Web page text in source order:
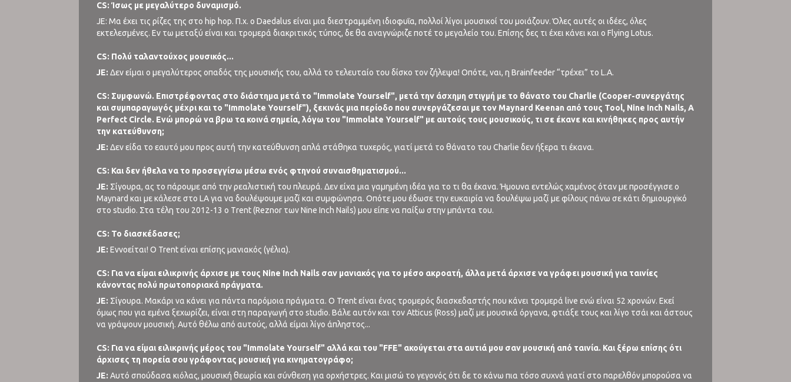
CS: Ίσως με μεγαλύτερο δυναμισμό.
JE: Μα έχει τις ρίζες της στο hip hop. Π.χ. ο Daedalus είναι μια διεστραμμένη ιδιοφυΐα, πολλοί λίγοι μουσικοί του μοιάζουν. Όλες αυτές οι ιδέες, όλες
εκτελεσμένες. Εν τω μεταξύ είναι και τρομερά διακριτικός τύπος, δε θα αναγνώριζε ποτέ το μεγαλείο του. Επίσης δες τι έχει κάνει και ο Flying Lotus.
CS: Πολύ ταλαντούχος μουσικός...
JE: Δεν είμαι ο μεγαλύτερος οπαδός της μουσικής του, αλλά το τελευταίο του δίσκο τον ζήλεψα! Οπότε, ναι, η Brainfeeder “τρέχει” το L.A.
CS: Συμφωνώ. Επιστρέφοντας στο διάστημα μετά το "Immolate Yourself", μετά την άσχημη στιγμή με το θάνατο του Charlie (Cooper-συνεργάτης
και συμπαραγωγός μέχρι και το "Immolate Yourself"), ξεκινάς μια περίοδο που συνεργάζεσαι με τον Maynard Keenan από τους Tool, Nine Inch Nails, A
Perfect Circle. Ενώ μπορώ να βρω τα κοινά σημεία, λόγω του "Immolate Yourself" με αυτούς τους μουσικούς, τι σε έκανε και κινήθηκες προς αυτήν
την κατεύθυνση;
JE: Δεν είδα το εαυτό μου προς αυτή την κατεύθυνση απλά στάθηκα τυχερός, γιατί μετά το θάνατο του Charlie δεν ήξερα τι έκανα.
CS: Και δεν ήθελα να το προσεγγίσω μέσω ενός φτηνού συναισθηματισμού...
JE: Σίγουρα, ας το πάρουμε από την ρεαλιστική του πλευρά. Δεν είχα μια γαμημένη ιδέα για το τι θα έκανα. Ήμουνα εντελώς χαμένος όταν με προσέγγισε ο
Maynard και με κάλεσε στο LA για να δουλέψουμε μαζί και συμφώνησα. Οπότε μου έδωσε την ευκαιρία να δουλέψω μαζί με φίλους πάνω σε κάτι δημιουργiκό
στο studio. Στα τέλη του 2012-13 ο Τrent (Reznor των Nine Inch Nails) μου είπε να παίξω στην μπάντα του.
CS: Το διασκέδασες;
JE: Eννοείται! Ο Trent είναι επίσης μανιακός (γέλια).
CS: Για να είμαι ειλικρινής άρχισε με τους Νine Inch Nails σαν μανιακός για το μέσο ακροατή, άλλα μετά άρχισε να γράφει μουσική για ταινίες
κάνοντας πολύ πρωτοποριακά πράγματα.
JE: Σίγουρα. Μακάρι να κάνει για πάντα παρόμοια πράγματα. Ο Trent είναι ένας τρομερός διασκεδαστής που κάνει τρομερά live ενώ είναι 52 χρονών. Εκεί
όμως που για εμένα ξεχωρίζει, είναι στη παραγωγή στο studio. Βάλε αυτόν και τον Atticus (Ross) μαζί με μουσικά όργανα, φτιάξε τους και λίγο τσάι και άστους
να γράψουν μουσική. Αυτό θέλω από αυτούς, αλλά είμαι λίγο άπληστος...
CS: Για να είμαι ειλικρινής μέρος του "Immolate Yourself" αλλά και του "FFE" ακούγεται στα αυτιά μου σαν μουσική από ταινία. Και ξέρω επίσης ότι
άρχισες τη πορεία σου γράφοντας μουσική για κινηματογράφο;
JE: Αυτό σπούδασα κιόλας, μουσική θεωρία και σύνθεση για ορχήστρες. Και μισώ το γεγονός ότι δε το κάνω πια τόσο συχνά γιατί στο παρελθόν μπορούσα να